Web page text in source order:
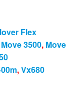
Flex
Move 3500, Move
,Vx680